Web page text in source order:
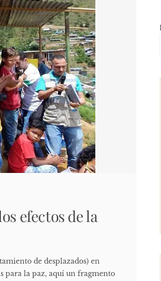
efectos de la
de desplazados) en
para la paz, aquí un fragmento